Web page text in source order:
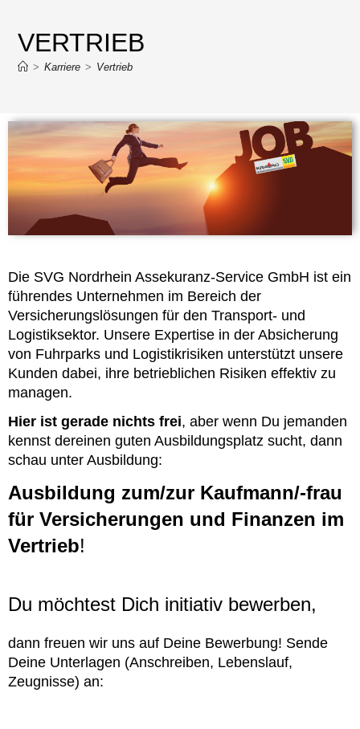
VERTRIEB
> Karriere > Vertrieb
Die SVG Nordrhein Assekuranz-Service GmbH ist ein
führendes Unternehmen im Bereich der
Versicherungslösungen für den Transport- und
Logistiksektor. Unsere Expertise in der Absicherung
von Fuhrparks und Logistikrisiken unterstützt unsere
Kunden dabei, ihre betrieblichen Risiken effektiv zu
managen.
Hier ist gerade nichts frei, aber wenn Du jemanden
kennst dereinen guten Ausbildungsplatz sucht, dann
schau unter Ausbildung:
Ausbildung zum/zur Kaufmann/-frau
für Versicherungen und Finanzen im
Vertrieb!
Du möchtest Dich initiativ bewerben,
dann freuen wir uns auf Deine Bewerbung! Sende
Deine Unterlagen (Anschreiben, Lebenslauf,
Zeugnisse) an: